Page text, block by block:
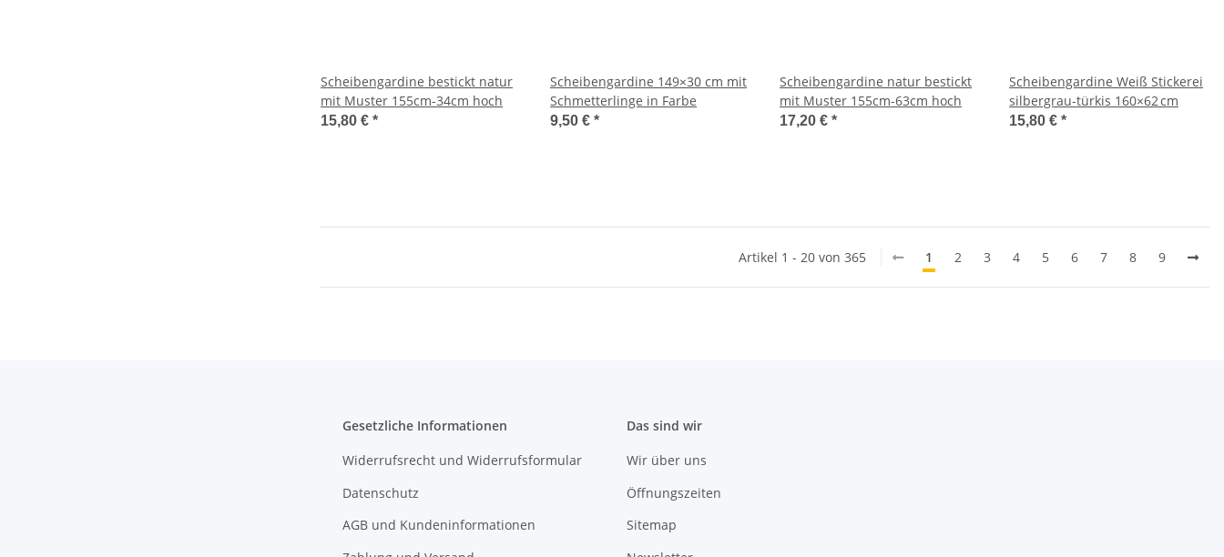
Scheibengardine bestickt natur
mit Muster 155cm-34cm hoch
15,80 € *
Scheibengardine 149×30 cm mit
Schmetterlinge in Farbe
9,50 € *
Scheibengardine natur bestickt
mit Muster 155cm-63cm hoch
17,20 € *
Scheibengardine Weiß Stickerei
silbergrau-türkis 160×62 cm
15,80 € *
Artikel 1 - 20 von 365 1 2 3 4 5 6 7 8 9
Gesetzliche Informationen
Widerrufsrecht und Widerrufsformular
Datenschutz
AGB und Kundeninformationen
Das sind wir
Wir über uns
Öffnungszeiten
Sitemap